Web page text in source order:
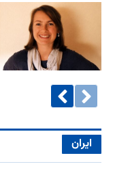
ایران